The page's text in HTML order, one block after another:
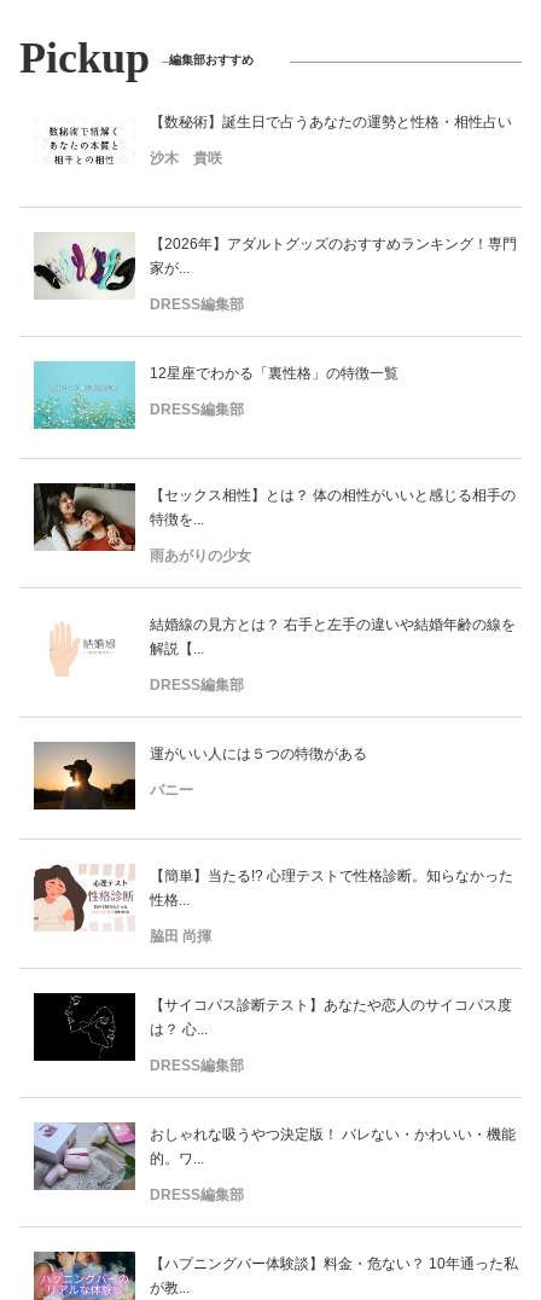
Pickup 編集部おすすめ
【数秘術】誕生日で占うあなたの運勢と性格・相性占い
沙木 貴咲
【2026年】アダルトグッズのおすすめランキング！専門
家が...
DRESS編集部
12星座でわかる「裏性格」の特徴一覧
DRESS編集部
【セックス相性】とは？ 体の相性がいいと感じる相手の
特徴を...
雨あがりの少女
結婚線の見方とは？ 右手と左手の違いや結婚年齢の線を
解説【...
DRESS編集部
運がいい人には５つの特徴がある
バニー
【簡単】当たる!? 心理テストで性格診断。知らなかった
性格...
脇田 尚揮
【サイコパス診断テスト】あなたや恋人のサイコパス度
は？ 心...
DRESS編集部
おしゃれな吸うやつ決定版！ バレない・かわいい・機能
的。ワ...
DRESS編集部
【ハプニングバー体験談】料金・危ない？ 10年通った私
が教...